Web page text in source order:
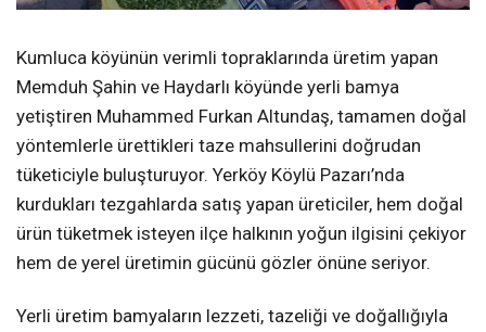
Kumluca köyünün verimli topraklarında üretim yapan
Memduh Şahin ve Haydarlı köyünde yerli bamya
yetiştiren Muhammed Furkan Altundaş, tamamen doğal
yöntemlerle ürettikleri taze mahsullerini doğrudan
tüketiciyle buluşturuyor. Yerköy Köylü Pazarı’nda
kurdukları tezgahlarda satış yapan üreticiler, hem doğal
ürün tüketmek isteyen ilçe halkının yoğun ilgisini çekiyor
hem de yerel üretimin gücünü gözler önüne seriyor.
Yerli üretim bamyaların lezzeti, tazeliği ve doğallığıyla